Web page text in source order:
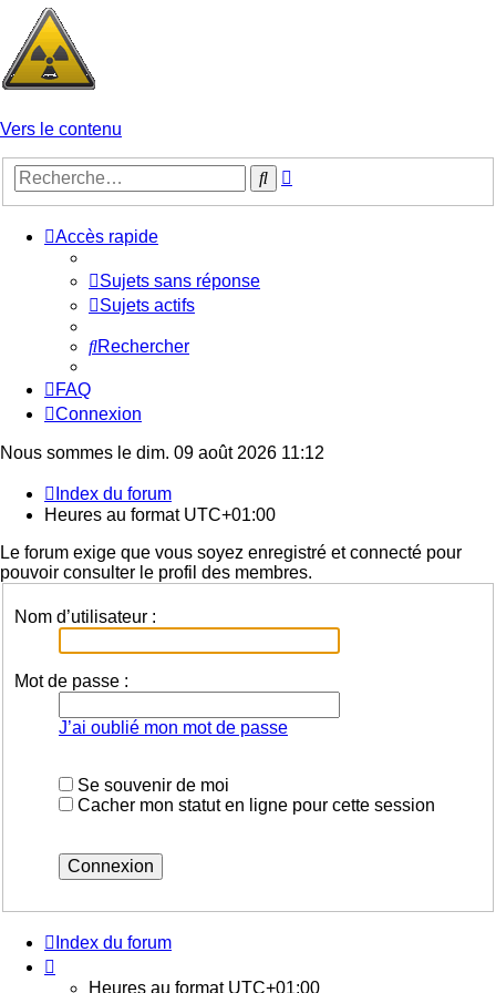
Vers le contenu
Rechercher
Accès rapide
Sujets sans réponse
Sujets actifs
Rechercher
FAQ
Connexion
Nous sommes le dim. 09 août 2026 11:12
Index du forum
Heures au format UTC+01:00
Le forum exige que vous soyez enregistré et connecté pour
pouvoir consulter le profil des membres.
Nom d’utilisateur :
Mot de passe :
J’ai oublié mon mot de passe
Se souvenir de moi
Cacher mon statut en ligne pour cette session
Index du forum
Heures au format UTC+01:00